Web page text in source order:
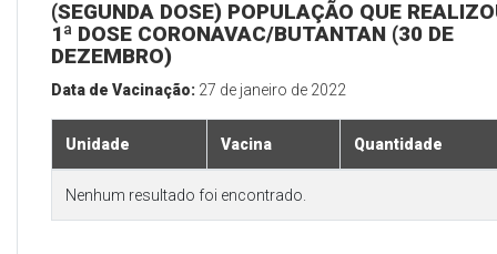
(SEGUNDA DOSE) POPULAÇÃO QUE
1ª DOSE CORONAVAC/BUTANTAN (30 DE
DEZEMBRO)
Data de Vacinação: 27 de janeiro de 2022
Unidade Vacina Quantidade
Nenhum resultado foi encontrado.